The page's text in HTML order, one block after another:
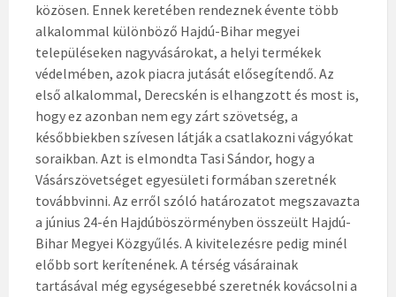
közösen. Ennek keretében rendeznek évente több
alkalommal különböző Hajdú-Bihar megyei
településeken nagyvásárokat, a helyi termékek
védelmében, azok piacra jutását elősegítendő. Az
első alkalommal, Derecskén is elhangzott és most is,
hogy ez azonban nem egy zárt szövetség, a
későbbiekben szívesen látják a csatlakozni vágyókat
soraikban. Azt is elmondta Tasi Sándor, hogy a
Vásárszövetséget egyesületi formában szeretnék
továbbvinni. Az erről szóló határozatot megszavazta
a június 24-én Hajdúböszörményben összeült Hajdú-
Bihar Megyei Közgyűlés. A kivitelezésre pedig minél
előbb sort kerítenének. A térség vásárainak
tartásával még egységesebbé szeretnék kovácsolni a